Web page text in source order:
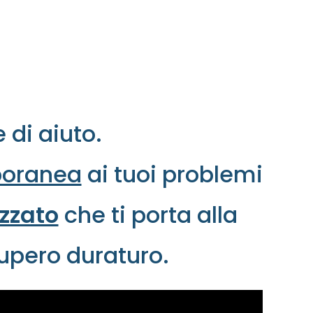
di aiuto.
ai tuoi problemi
che ti porta alla
duraturo.